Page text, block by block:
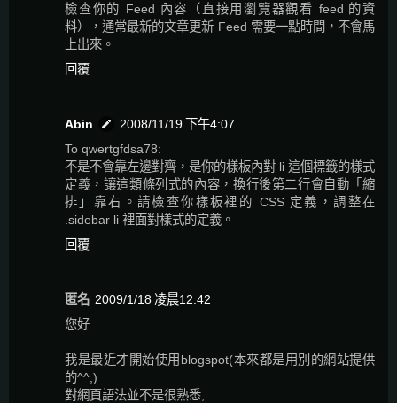
檢查你的 Feed 內容（直接用瀏覽器觀看 feed 的資
料），通常最新的文章更新 Feed 需要一點時間，不會馬
上出來。
回覆
Abin
2008/11/19 下午4:07
To qwertgfdsa78:
不是不會靠左邊對齊，是你的樣板內對 li 這個標籤的樣式
定義，讓這類條列式的內容，換行後第二行會自動「縮
排」靠右。請檢查你樣板裡的 CSS 定義，調整在
.sidebar li 裡面對樣式的定義。
回覆
匿名 2009/1/18 凌晨12:42
您好
我是最近才開始使用blogspot(本來都是用別的網站提供
的^^;)
對網頁語法並不是很熟悉,